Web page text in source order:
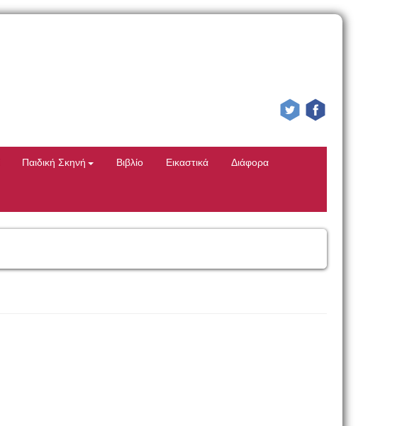
Παιδική Σκηνή Βιβλίο Εικαστικά Διάφορα